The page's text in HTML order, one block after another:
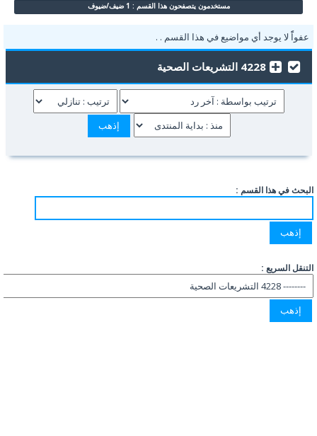
مستخدمون يتصفحون هذا القسم : 1 ضيف/ضيوف
عفواًً لا يوجد أي مواضيع في هذا القسم . .
4228 التشريعات الصحية
البحث في هذا القسم :
التنقل السريع :